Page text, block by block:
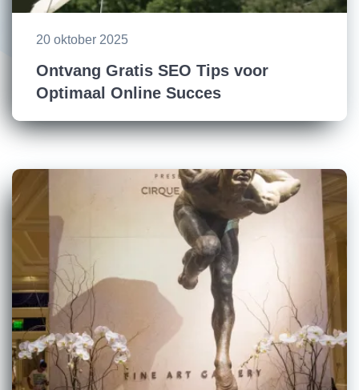
20 oktober 2025
Ontvang Gratis SEO Tips voor
Optimaal Online Succes